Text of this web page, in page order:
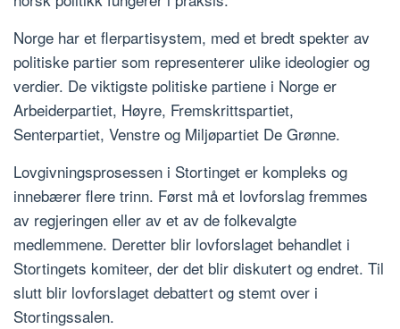
Norge har et flerpartisystem, med et bredt spekter av
politiske partier som representerer ulike ideologier og
verdier. De viktigste politiske partiene i Norge er
Arbeiderpartiet, Høyre, Fremskrittspartiet,
Senterpartiet, Venstre og Miljøpartiet De Grønne.
Lovgivningsprosessen i Stortinget er kompleks og
innebærer flere trinn. Først må et lovforslag fremmes
av regjeringen eller av et av de folkevalgte
medlemmene. Deretter blir lovforslaget behandlet i
Stortingets komiteer, der det blir diskutert og endret. Til
slutt blir lovforslaget debattert og stemt over i
Stortingssalen.